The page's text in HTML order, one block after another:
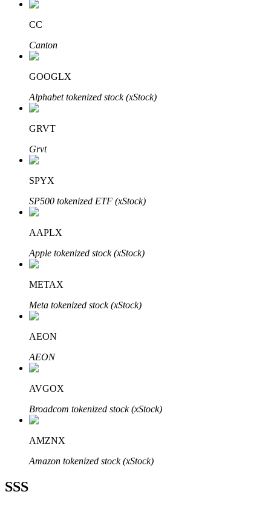
Otomatik Yatırım
Uzun vadeli kâr ve esnek çıkarlar elde edin
Stake Etmeyi Öğrenin
Pasif gelir kazanma hakkında bilgi edinin
Bitrue Ortakları
Bitrue İş Ortağı
CC
Canton
GOOGLX
Alphabet tokenized stock (xStock)
GRVT
Grvt
SPYX
SP500 tokenized ETF (xStock)
AAPLX
Apple tokenized stock (xStock)
METAX
Meta tokenized stock (xStock)
AEON
AEON
AVGOX
Broadcom tokenized stock (xStock)
AMZNX
Amazon tokenized stock (xStock)
SSS